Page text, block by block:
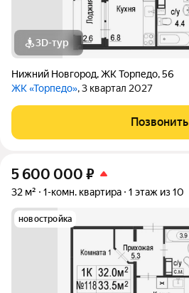
3D-тур
Нижний Новгород,ЖК Торпедо,56
ЖК «Торпедо», 3 квартал 2027
Позвонить
5 600 000 ₽
32 м² 1-комн. квартира 1 этаж из 10
новостройка